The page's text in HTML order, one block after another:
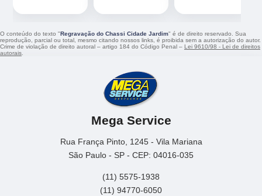
O conteúdo do texto "Regravação do Chassi Cidade Jardim" é de direito reservado. Sua
reprodução, parcial ou total, mesmo citando nossos links, é proibida sem a autorização do autor.
Crime de violação de direito autoral – artigo 184 do Código Penal – Lei 9610/98 - Lei de direitos
autorais
Mega Service
Rua França Pinto, 1245 - Vila Mariana
São Paulo - SP - CEP: 04016-035
(11) 5575-1938
(11) 94770-6050